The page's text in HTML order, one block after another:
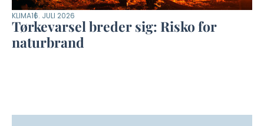
KLIMA16. JULI 2026
Tørkevarsel breder sig: Risko for
naturbrand